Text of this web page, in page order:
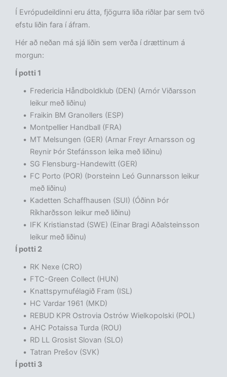
Í Evrópudeildinni eru átta, fjögurra liða riðlar þar sem tvö
efstu liðin fara í áfram.
Hér að neðan má sjá liðin sem verða í drættinum á
morgun:
Í potti 1
Fredericia Håndboldklub (DEN) (Arnór Viðarsson
leikur með liðinu)
Fraikin BM Granollers (ESP)
Montpellier Handball (FRA)
MT Melsungen (GER) (Arnar Freyr Arnarsson og
Reynir Þór Stefánsson leika með liðinu)
SG Flensburg-Handewitt (GER)
FC Porto (POR) (Þorsteinn Leó Gunnarsson leikur
með liðinu)
Kadetten Schaffhausen (SUI) (Óðinn Þór
Ríkharðsson leikur með liðinu)
IFK Kristianstad (SWE) (Einar Bragi Aðalsteinsson
leikur með liðinu)
Í potti 2
RK Nexe (CRO)
FTC-Green Collect (HUN)
Knattspyrnufélagið Fram (ISL)
HC Vardar 1961 (MKD)
REBUD KPR Ostrovia Ostrów Wielkopolski (POL)
AHC Potaissa Turda (ROU)
RD LL Grosist Slovan (SLO)
Tatran Prešov (SVK)
Í potti 3